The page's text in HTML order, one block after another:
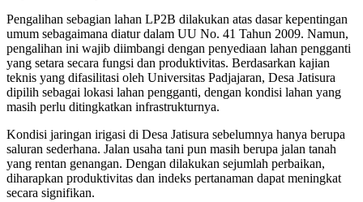
Pengalihan sebagian lahan LP2B dilakukan atas dasar kepentingan
umum sebagaimana diatur dalam UU No. 41 Tahun 2009. Namun,
pengalihan ini wajib diimbangi dengan penyediaan lahan pengganti
yang setara secara fungsi dan produktivitas. Berdasarkan kajian
teknis yang difasilitasi oleh Universitas Padjajaran, Desa Jatisura
dipilih sebagai lokasi lahan pengganti, dengan kondisi lahan yang
masih perlu ditingkatkan infrastrukturnya.
Kondisi jaringan irigasi di Desa Jatisura sebelumnya hanya berupa
saluran sederhana. Jalan usaha tani pun masih berupa jalan tanah
yang rentan genangan. Dengan dilakukan sejumlah perbaikan,
diharapkan produktivitas dan indeks pertanaman dapat meningkat
secara signifikan.